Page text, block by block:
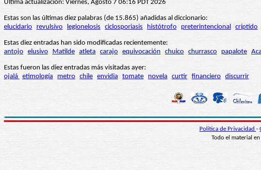
Última actualización: Viernes, Agosto 7 06:16 PDT 2026
Estas son las últimas diez palabras (de 15.865) añadidas al diccionario:
elucidario
revulsivo legionelosis ciclosporiasis histótrofo preterintencional críptido
Estas diez entradas han sido modificadas recientemente:
antojo elusivo Matilde atleta carajo equivocación chuico churrasco papalote
Estas fueron las diez entradas más visitadas ayer:
ojalá etimología metro chile envidia tomate novela curtir financiero discurrir
Política de Privacidad -
Todo el material